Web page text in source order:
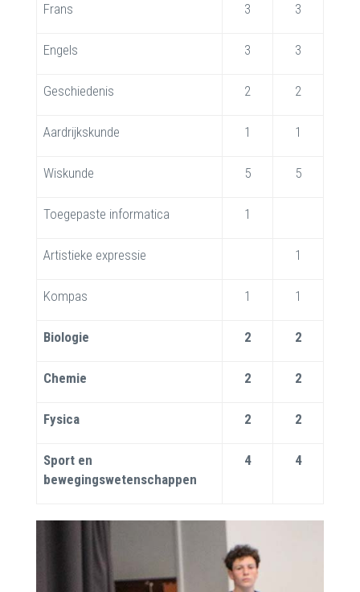
Frans 3 3
Engels 3 3
Geschiedenis 2 2
Aardrijkskunde 1 1
Wiskunde 5 5
Toegepaste informatica 1
Artistieke expressie 1
Kompas 1 1
Biologie 2 2
Chemie 2 2
Fysica 2 2
Sport en
bewegingswetenschappen
4 4